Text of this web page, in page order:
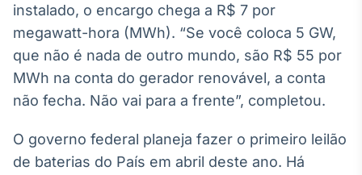
Widgets
Componentes
para conteúdos e
Broadcast
instalado, o encargo chega a R$ 7 por
megawatt-hora (MWh). “Se você coloca 5 GW,
que não é nada de outro mundo, são R$ 55 por
MWh na conta do gerador renovável, a conta
não fecha. Não vai para a frente”, completou.
O governo federal planeja fazer o primeiro leilão
de baterias do País em abril deste ano. Há